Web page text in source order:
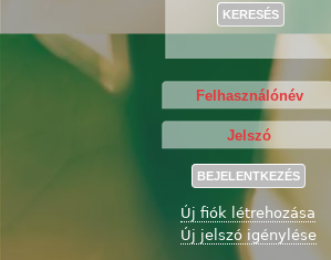
Új fiók létrehozása
Új jelszó igénylése